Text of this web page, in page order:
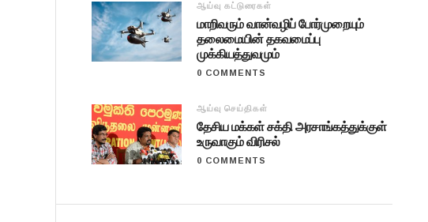
ஆய்வு கட்டுரைகள்
மாறிவரும் வான்வழிப் போர்முறையும்
தலைமையின் தகவமைப்பு
முக்கியத்துவமும்
0 COMMENTS
ஆய்வு செய்திகள்
தேசிய மக்கள் சக்தி அரசாங்கத்துக்குள்
உருவாகும் விரிசல்
0 COMMENTS